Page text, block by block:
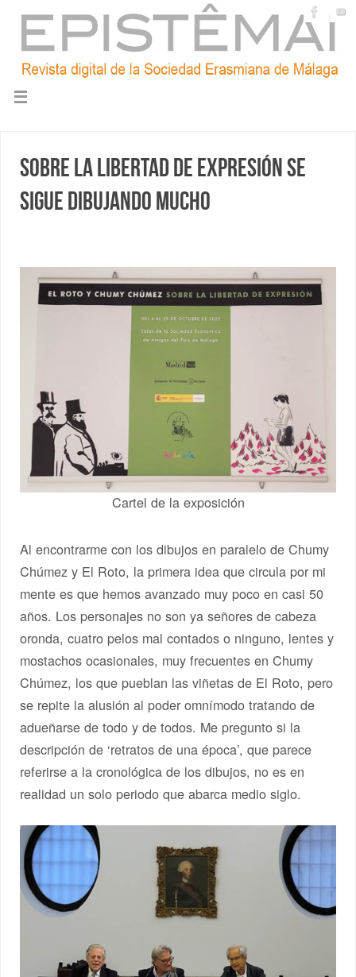
Sobre la libertad de expresión se
sigue dibujando mucho
Cartel de la exposición
Al encontrarme con los dibujos en paralelo de Chumy
Chúmez y El Roto, la primera idea que circula por mi
mente es que hemos avanzado muy poco en casi 50
años. Los personajes no son ya señores de cabeza
oronda, cuatro pelos mal contados o ninguno, lentes y
mostachos ocasionales, muy frecuentes en Chumy
Chúmez, los que pueblan las viñetas de El Roto, pero
se repite la alusión al poder omnímodo tratando de
adueñarse de todo y de todos. Me pregunto si la
descripción de ‘retratos de una época’, que parece
referirse a la cronológica de los dibujos, no es en
realidad un solo periodo que abarca medio siglo.